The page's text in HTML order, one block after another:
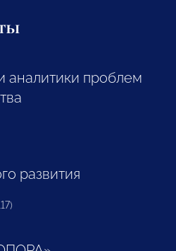
аналитики проблем
развития